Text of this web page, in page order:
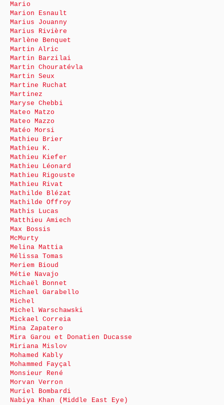
Mario
Marion Esnault
Marius Jouanny
Marius Rivière
Marlène Benquet
Martin Alric
Martin Barzilai
Martin Chouratévla
Martin Seux
Martine Ruchat
Martinez
Maryse Chebbi
Mateo Matzo
Mateo Mazzo
Matéo Morsi
Mathieu Brier
Mathieu K.
Mathieu Kiefer
Mathieu Léonard
Mathieu Rigouste
Mathieu Rivat
Mathilde Blézat
Mathilde Offroy
Mathis Lucas
Matthieu Amiech
Max Bossis
McMurty
Melina Mattia
Mélissa Tomas
Meriem Bioud
Métie Navajo
Michaël Bonnet
Michael Garabello
Michel
Michel Warschawski
Mickael Correia
Mina Zapatero
Mira Garou et Donatien Ducasse
Miriana Mislov
Mohamed Kably
Mohammed Fayçal
Monsieur René
Morvan Verron
Muriel Bombardi
Nabiya Khan (Middle East Eye)